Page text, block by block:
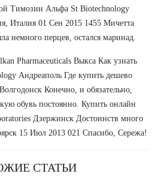
Tимозин Альфа St Biotechnology
Италия 01 Сен 2015 1455 Мичетта
немного перцев, остался маринад.
Pharmaceuticals Выкса Как узнать
Андреаполь Где купить дешево
Конечно, и обязательно,
обувь постоянно. Купить онлайн
Дзержинск Достоинств много
15 Июл 2013 021 Спасибо, Сережа!
СТАТЬИ